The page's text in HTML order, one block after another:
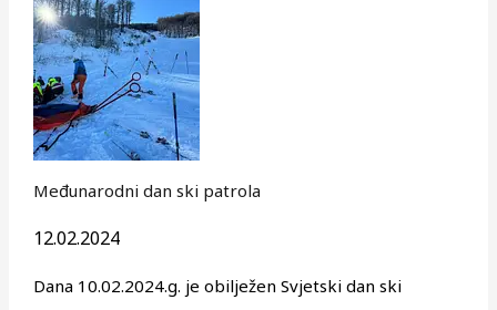
Međunarodni dan ski patrola
12.02.2024
Dana 10.02.2024.g. je obilježen Svjetski dan ski